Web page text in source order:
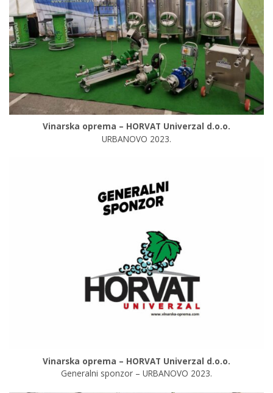
Vinarska oprema – HORVAT Univerzal d.o.o.
URBANOVO 2023.
Vinarska oprema – HORVAT Univerzal d.o.o.
Generalni sponzor – URBANOVO 2023.